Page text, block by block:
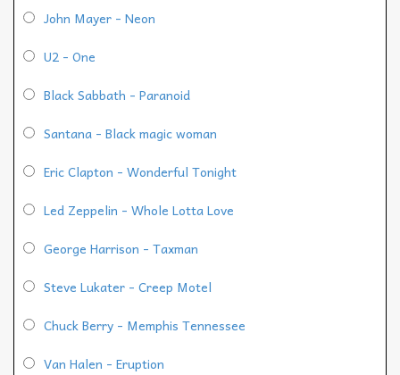
John Mayer - Neon
U2 - One
Black Sabbath - Paranoid
Santana - Black magic woman
Eric Clapton - Wonderful Tonight
Led Zeppelin - Whole Lotta Love
George Harrison - Taxman
Steve Lukater - Creep Motel
Chuck Berry - Memphis Tennessee
Van Halen - Eruption